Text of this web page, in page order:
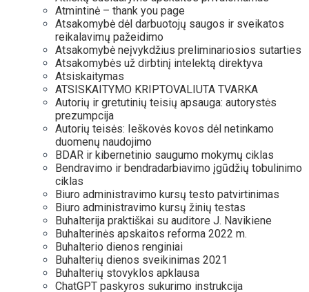
Atmintinė – thank you page
Atsakomybė dėl darbuotojų saugos ir sveikatos
reikalavimų pažeidimo
Atsakomybė neįvykdžius preliminariosios sutarties
Atsakomybės už dirbtinį intelektą direktyva
Atsiskaitymas
ATSISKAITYMO KRIPTOVALIUTA TVARKA
Autorių ir gretutinių teisių apsauga: autorystės
prezumpcija
Autorių teisės: Ieškovės kovos dėl netinkamo
duomenų naudojimo
BDAR ir kibernetinio saugumo mokymų ciklas
Bendravimo ir bendradarbiavimo įgūdžių tobulinimo
ciklas
Biuro administravimo kursų testo patvirtinimas
Biuro administravimo kursų žinių testas
Buhalterija praktiškai su auditore J. Navikiene
Buhalterinės apskaitos reforma 2022 m.
Buhalterio dienos renginiai
Buhalterių dienos sveikinimas 2021
Buhalterių stovyklos apklausa
ChatGPT paskyros sukurimo instrukcija